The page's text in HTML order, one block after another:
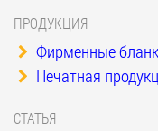
ПРОДУКЦИЯ
Фирменные
Печатная
СТАТЬЯ